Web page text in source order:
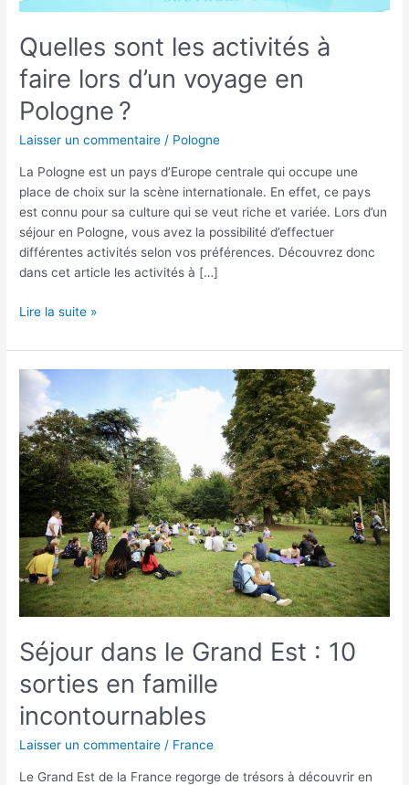
Quelles sont les activités à
faire lors d’un voyage en
Pologne ?
Laisser un commentaire / Pologne
La Pologne est un pays d’Europe centrale qui occupe une
place de choix sur la scène internationale. En effet, ce pays
est connu pour sa culture qui se veut riche et variée. Lors d’un
séjour en Pologne, vous avez la possibilité d’effectuer
différentes activités selon vos préférences. Découvrez donc
dans cet article les activités à […]
Lire la suite »
Séjour dans le Grand Est : 10
sorties en famille
incontournables
Laisser un commentaire / France
Le Grand Est de la France regorge de trésors à découvrir en
Séjour
dans
Grand
Est
:
10
sorties
en
famille
incontournables